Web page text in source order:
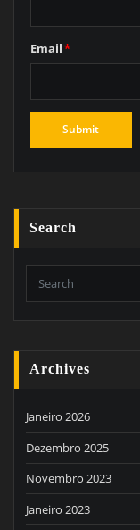
Email*
Search
Archives
Janeiro 2026
Dezembro 2025
Novembro 2023
Janeiro 2023